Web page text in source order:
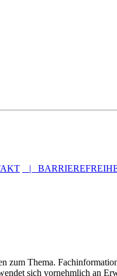
|
zum Thema.
sich vornehmlich an